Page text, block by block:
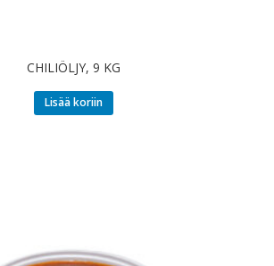
CHILIÖLJY, 9 KG
Lisää koriin